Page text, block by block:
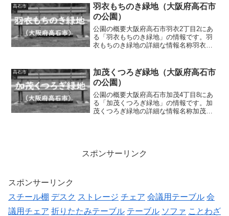
トイレなし駐...
高石市
羽衣もちのき緑地（大阪府高石市
の公園）
公園の概要大阪府高石市羽衣2丁目2にあ
る「羽衣もちのき緑地」の情報です。羽
衣もちのき緑地の詳細な情報名称羽衣も
ンチトイレの有無なし車椅子対応 トイ
レなし駐車場の有無...
高石市
加茂くつろぎ緑地（大阪府高石市
の公園）
公園の概要大阪府高石市加茂4丁目8にあ
る「加茂くつろぎ緑地」の情報です。加
茂くつろぎ緑地の詳細な情報名称加茂く
スポンサーリンク
スポンサーリンク
スチール棚 デスク ストレージ チェア 会議用テーブル 会
議用チェア 折りたたみテーブル テーブル ソファ ことわざ